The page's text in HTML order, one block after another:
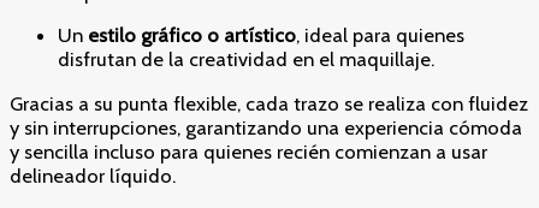
Un estilo gráfico o artístico, ideal para quienes
disfrutan de la creatividad en el maquillaje.
Gracias a su punta flexible, cada trazo se realiza con fluidez
y sin interrupciones, garantizando una experiencia cómoda
y sencilla incluso para quienes recién comienzan a usar
delineador líquido.